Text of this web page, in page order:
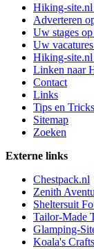
Hiking-
Adverteren
Uw stages
Uw
Hiking-site.nl
Linken naar
Contact
Links
Tips en Tricks
Sitemap
Zoeken
Externe links
Chestpack.nl
Zenith
Sheltersuit
Tailor-Made
Glamping-
Koala's